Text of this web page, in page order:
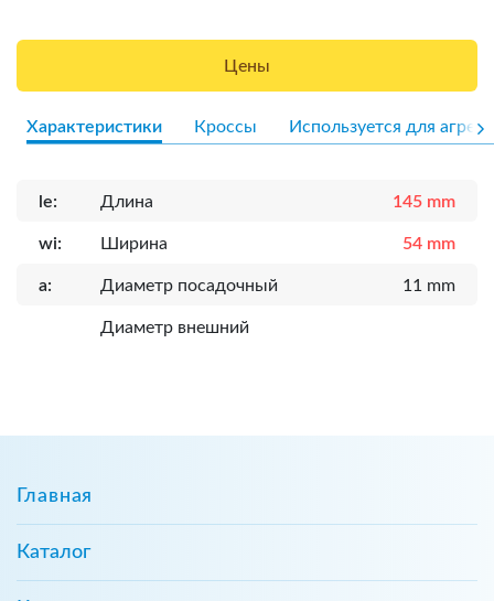
Цены
Характеристики Кроссы Используется для
le: Длина 145 mm
wi: Ширина 54 mm
a: Диаметр посадочный 11 mm
Диаметр внешний
Главная
Каталог